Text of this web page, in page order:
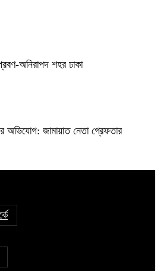
অনিরাপদ শহর ঢাকা
অভিযোগ: জামায়াত নেতা গ্রেফতার